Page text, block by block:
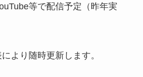
等で配信予定（昨年実
より随時更新します。